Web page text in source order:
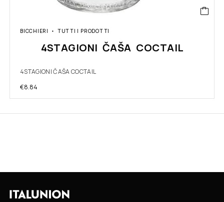
BICCHIERI TUTTI I PRODOTTI
4STAGIONI ČAŠA COCTAIL
4STAGIONI ČAŠA COCTAIL
€8.84